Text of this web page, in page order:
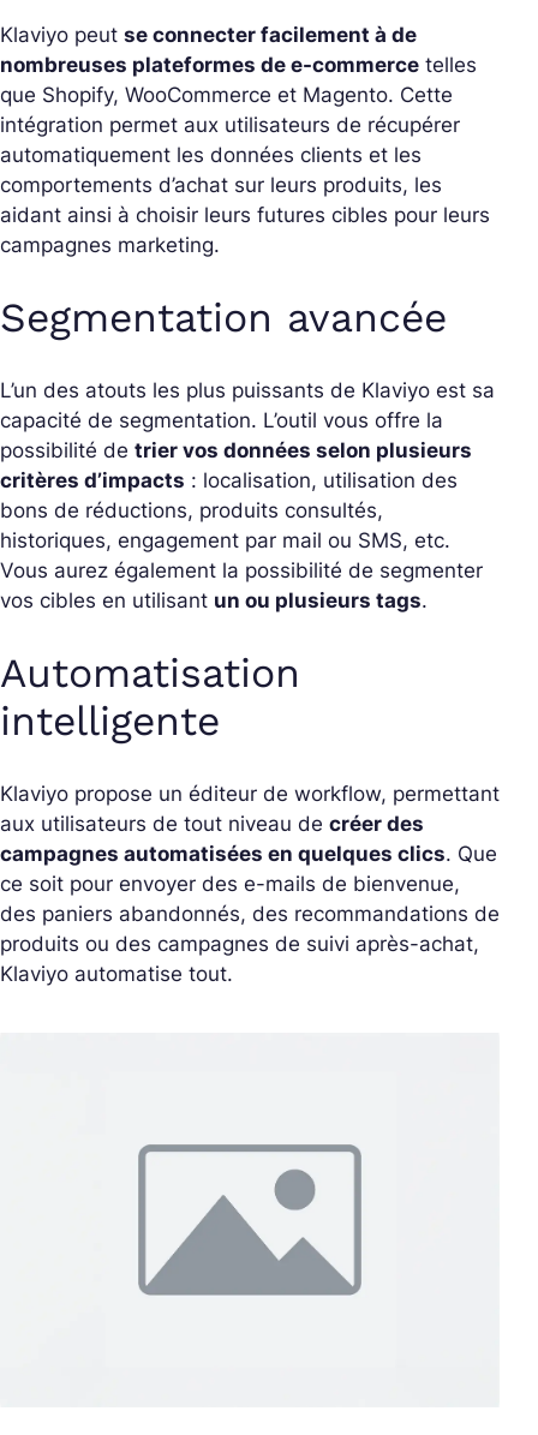
Klaviyo peut se connecter facilement à de
nombreuses plateformes de e-commerce telles
que Shopify, WooCommerce et Magento. Cette
intégration permet aux utilisateurs de récupérer
automatiquement les données clients et les
comportements d’achat sur leurs produits, les
aidant ainsi à choisir leurs futures cibles pour leurs
campagnes marketing.
Segmentation avancée
L’un des atouts les plus puissants de Klaviyo est sa
capacité de segmentation. L’outil vous offre la
possibilité de trier vos données selon plusieurs
critères d’impacts : localisation, utilisation des
bons de réductions, produits consultés,
historiques, engagement par mail ou SMS, etc.
Vous aurez également la possibilité de segmenter
vos cibles en utilisant un ou plusieurs tags.
Automatisation
intelligente
Klaviyo propose un éditeur de workflow, permettant
aux utilisateurs de tout niveau de créer des
campagnes automatisées en quelques clics. Que
ce soit pour envoyer des e-mails de bienvenue,
des paniers abandonnés, des recommandations de
produits ou des campagnes de suivi après-achat,
Klaviyo automatise tout.